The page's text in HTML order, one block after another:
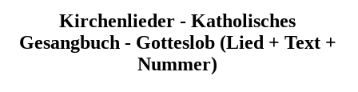
Kirchenlieder - Katholisches
Gesangbuch - Gotteslob (Lied + Text +
Nummer)